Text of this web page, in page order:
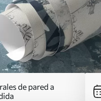
de pared a